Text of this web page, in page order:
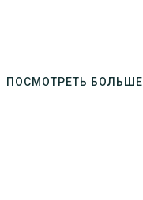
ПОСМОТРЕТЬ БОЛЬШЕ